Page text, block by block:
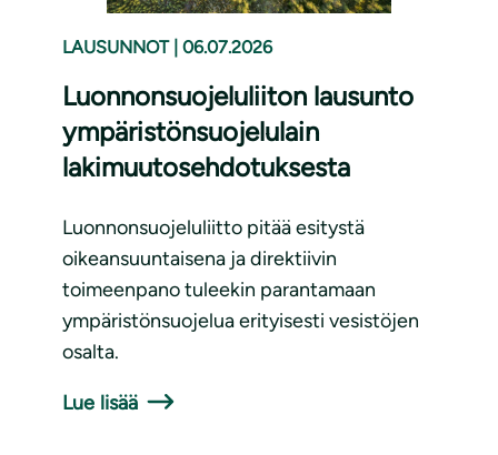
LAUSUNNOT 06.07.2026
Luonnonsuojeluliiton lausunto
ympäristönsuojelulain
lakimuutosehdotuksesta
Luonnonsuojeluliitto pitää esitystä
oikeansuuntaisena ja direktiivin
toimeenpano tuleekin parantamaan
ympäristönsuojelua erityisesti vesistöjen
osalta.
Lue lisää